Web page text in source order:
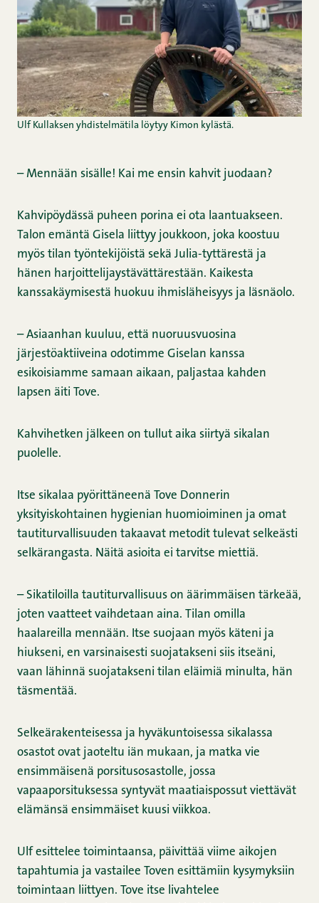
Ulf Kullaksen yhdistelmätila löytyy Kimon kylästä.
– Mennään sisälle! Kai me ensin kahvit juodaan?
Kahvipöydässä puheen porina ei ota laantuakseen.
Talon emäntä Gisela liittyy joukkoon, joka koostuu
myös tilan työntekijöistä sekä Julia-tyttärestä ja
hänen harjoittelijaystävättärestään. Kaikesta
kanssakäymisestä huokuu ihmisläheisyys ja läsnäolo.
– Asiaanhan kuuluu, että nuoruusvuosina
järjestöaktiiveina odotimme Giselan kanssa
esikoisiamme samaan aikaan, paljastaa kahden
lapsen äiti Tove.
Kahvihetken jälkeen on tullut aika siirtyä sikalan
puolelle.
Itse sikalaa pyörittäneenä Tove Donnerin
yksityiskohtainen hygienian huomioiminen ja omat
tautiturvallisuuden takaavat metodit tulevat selkeästi
selkärangasta. Näitä asioita ei tarvitse miettiä.
– Sikatiloilla tautiturvallisuus on äärimmäisen tärkeää,
joten vaatteet vaihdetaan aina. Tilan omilla
haalareilla mennään. Itse suojaan myös käteni ja
hiukseni, en varsinaisesti suojatakseni siis itseäni,
vaan lähinnä suojatakseni tilan eläimiä minulta, hän
täsmentää.
Selkeärakenteisessa ja hyväkuntoisessa sikalassa
osastot ovat jaoteltu iän mukaan, ja matka vie
ensimmäisenä porsitusosastolle, jossa
vapaaporsituksessa syntyvät maatiaispossut viettävät
elämänsä ensimmäiset kuusi viikkoa.
Ulf esittelee toimintaansa, päivittää viime aikojen
tapahtumia ja vastailee Toven esittämiin kysymyksiin
toimintaan liittyen. Tove itse livahtelee